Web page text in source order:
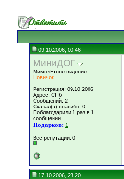
09.10.2006, 00:46
МиниДОГ
МимолЕтное видение
Новичок
Регистрация: 09.10.2006
Адрес: СПб
Сообщений: 2
Сказал(а) спасибо: 0
Поблагодарили 1 раз в 1
сообщении
Подарков: 1
Вес репутации: 0
17.10.2006, 23:20